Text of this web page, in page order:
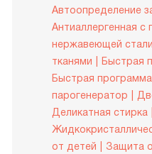
Автоопределение
Антиаллергенная с
нержавеющей стали
тканями
Быстрая
Быстрая программа
парогенератор
Деликатная стирка
от детей
Защита